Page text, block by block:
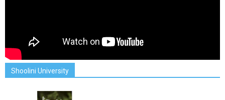
Shoolini University